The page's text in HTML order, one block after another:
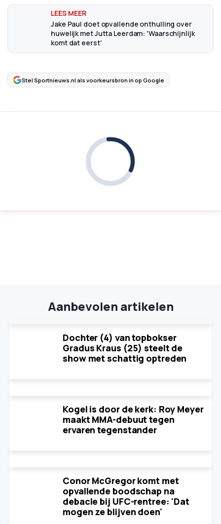
Jake Paul doet opvallende onthulling over
huwelijk met Jutta Leerdam: 'Waarschijnlijk
komt dat eerst'
Stel Sportnieuws.nl als voorkeursbron in op Google
Aanbevolen artikelen
Dochter (4) van topbokser
Gradus Kraus (25) steelt de
show met schattig optreden
Kogel is door de kerk: Roy Meyer
maakt MMA-debuut tegen
ervaren tegenstander
Conor McGregor komt met
opvallende boodschap na
debacle bij UFC-rentree: 'Dat
mogen ze blijven doen'